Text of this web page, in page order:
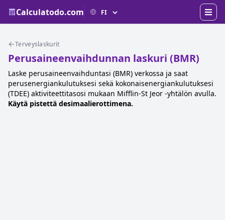
Calculatodo.com
Terveyslaskurit
Perusaineenvaihdunnan laskuri (BMR)
Laske perusaineenvaihduntasi (BMR) verkossa ja saat
perusenergiankulutuksesi sekä kokonaisenergiankulutuksesi
(TDEE) aktiviteettitasosi mukaan Mifflin-St Jeor -yhtälön avulla.
Käytä pistettä desimaalierottimena.